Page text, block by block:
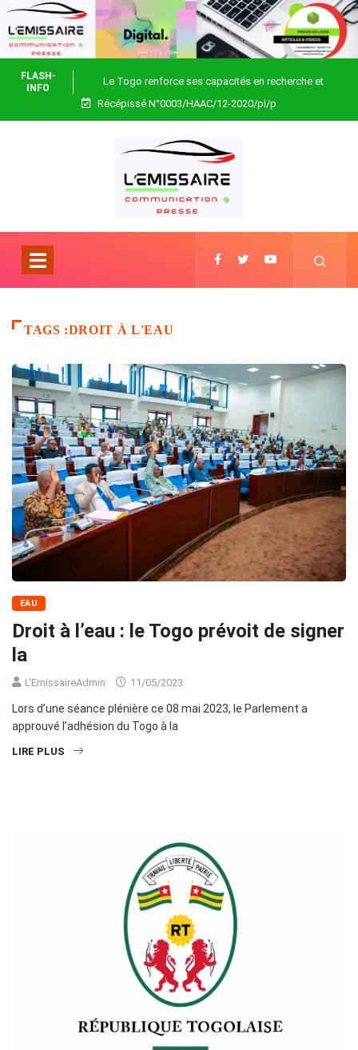
FLASH-
INFO
Le Togo renforce ses capacités en recherche et
biotechnologie
Récépissé N°0003/HAAC/12-2020/pl/p
TAGS :DROIT À L'EAU
EAU
Droit à l’eau : le Togo prévoit de signer
la
L'EmissaireAdmin 11/05/2023
Lors d’une séance plénière ce 08 mai 2023, le Parlement a
approuvé l’adhésion du Togo à la
LIRE PLUS